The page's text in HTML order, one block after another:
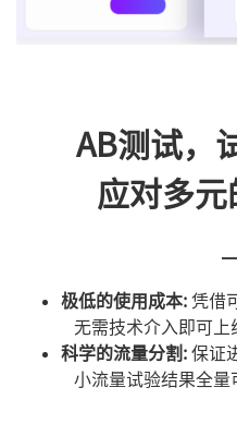
AB测试，
应对多
极低的使用成本: 凭借
无需技术介入即可上
科学的流量分割: 保证
小流量试验结果全量